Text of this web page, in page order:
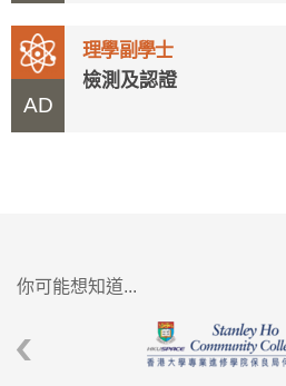
AD
理學副學士
檢測及認證
你可能想知道...